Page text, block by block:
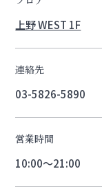
上野 WEST 1F
連絡先
03-5826-5890
営業時間
10:00～21:00